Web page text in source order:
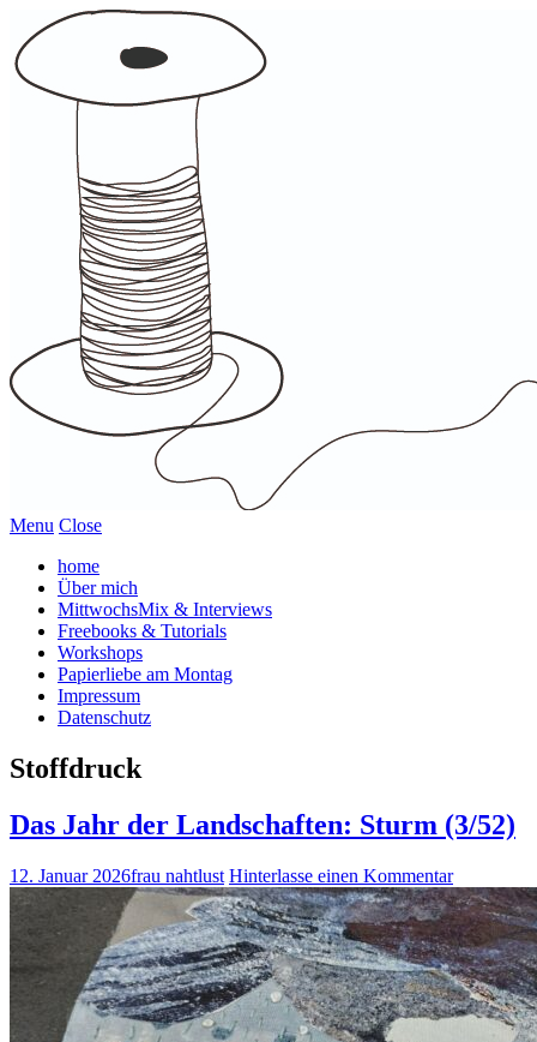
Menu Close
home
Über mich
MittwochsMix & Interviews
Freebooks & Tutorials
Workshops
Papierliebe am Montag
Impressum
Datenschutz
Stoffdruck
Das Jahr der Landschaften: Sturm (3/52)
12. Januar 2026frau nahtlust Hinterlasse einen Kommentar